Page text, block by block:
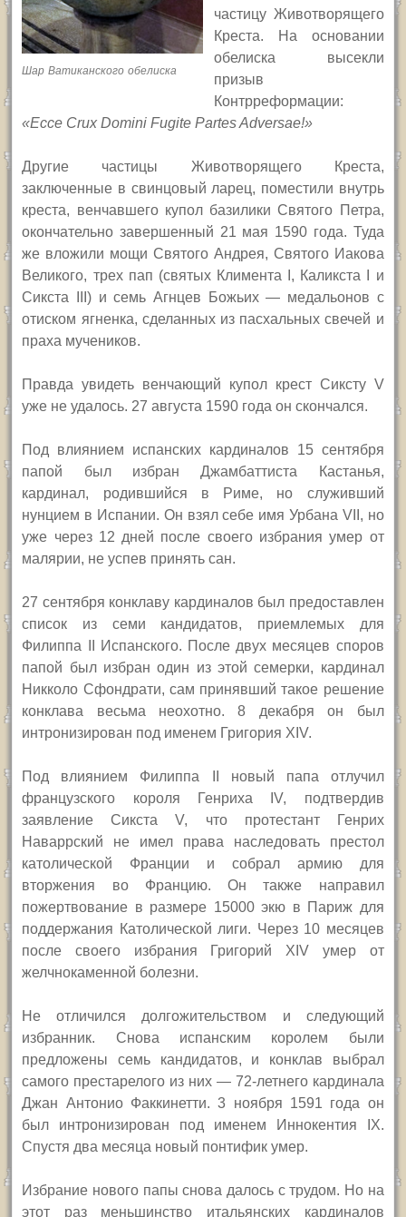
Шар Ватиканского обелиска
частицу Животворящего
Креста. На основании
обелиска высекли
призыв
Контрреформации:
«Ecce Crux Domini Fugite Partes Adversae!»
Другие частицы Животворящего Креста,
заключенные в свинцовый ларец, поместили внутрь
креста, венчавшего купол базилики Святого Петра,
окончательно завершенный 21 мая 1590 года. Туда
же вложили мощи Святого Андрея, Святого Иакова
Великого, трех пап (святых Климента
I, Каликста
и
Сикста
III) и семь Агнцев Божьих — медальонов с
отиском ягненка, сделанных из пасхальных свечей и
праха мучеников.
Правда увидеть венчающий купол крест Сиксту V
уже не удалось. 27 августа 1590 года он скончался.
Под влиянием испанских кардиналов 15 сентября
папой был избран Джамбаттиста Кастанья,
кардинал, родившийся в Риме, но служивший
нунцием в Испании. Он взял себе имя Урбана VII, но
уже через 12 дней после своего избрания умер от
малярии, не успев принять сан.
27 сентября конклаву кардиналов был предоставлен
список из семи кандидатов, приемлемых для
Филиппа
Испанского. После двух месяцев споров
папой был избран один из этой семерки, кардинал
Никколо Сфондрати, сам принявший такое решение
конклава весьма неохотно. 8 декабря он был
интронизирован под именем ГригорияXIV.
Под влиянием Филиппа
новый папа отлучил
французского короля Генриха
IV, подтвердив
заявление СикстаV, что протестант Генрих
Наваррский не имел права наследовать престол
католической Франции и собрал армию для
вторжения во Францию. Он также направил
пожертвование в размере 15000 экю в Париж для
поддержания Католической лиги. Через 10 месяцев
после своего избрания ГригорийXIV умер от
желчнокаменной болезни.
Не отличился долгожительством и следующий
избранник. Снова испанским королем были
предложены семь кандидатов, и конклав выбрал
самого престарелого из них — 72-летнего кардинала
Джан Антонио Факкинетти. 3 ноября 1591 года он
был интронизирован под именем Иннокентия
IX.
Спустя два месяца новый понтифик умер.
Избрание нового папы снова далось с трудом. Но на
этот раз меньшинство итальянских кардиналов